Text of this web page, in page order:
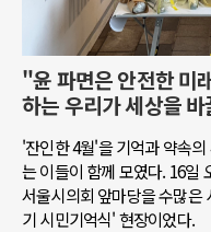
"윤 파면은 안전한 미
하는 우리가 세상을
'잔인한 4월'을 기억과 약속
는 이들이 함께 모였다. 16일
서울시의회 앞마당을 수많은
기 시민기억식' 현장이었다.